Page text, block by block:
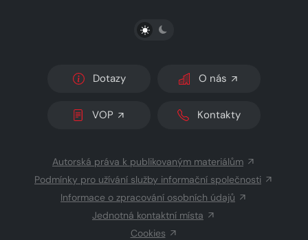
PŘEPNOUT SVĚTLÝ/TMAVÝ REŽIM
Dotazy O nás
VOP Kontakty
Autorská práva k publikovaným materiálům
Podmínky pro užívání služby informační společnosti
Informace o zpracování osobních údajů
Jednotná kontaktní místa
Cookies